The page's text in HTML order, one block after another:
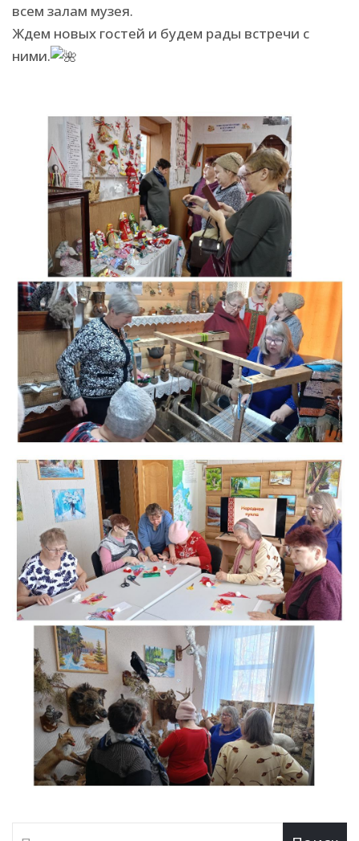
всем залам музея.
Ждем новых гостей и будем рады встречи с
ними.